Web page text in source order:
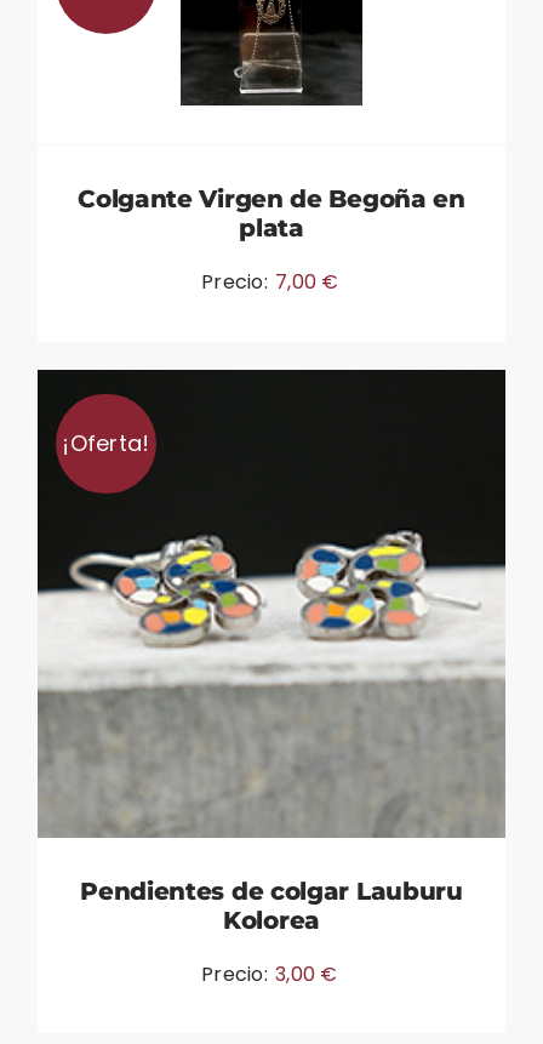
Colgante Virgen de Begoña en
plata
Precio: 7,00 €
¡Oferta!
Pendientes de colgar Lauburu
Kolorea
Precio: 3,00 €